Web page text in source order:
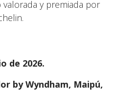
y premiada por
de 2026.
by Wyndham, Maipú,